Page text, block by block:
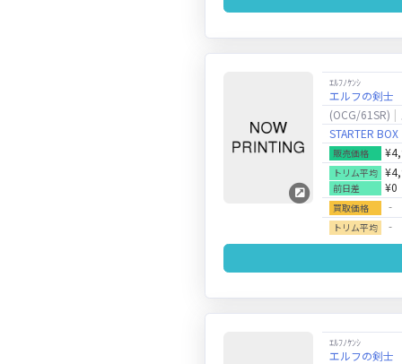
ｴﾙﾌﾉｹﾝｼ
エルフの剣士
(OCG/61SR)
STARTER
販売価格
トリム平均
前日差 ¥0
買取価格 ‐
トリム平均 ‐
ｴﾙﾌﾉｹﾝｼ
エルフの剣士